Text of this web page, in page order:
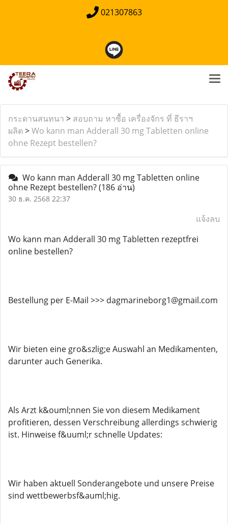
021307863
กระดานสนทนา > สอบถาม หาซื้อ เครื่องจักร ที่ ธีราฯ
ผลิต >Wo kann man Adderall 30 mg Tabletten online
ohne Rezept bestellen?
Wo kann man Adderall 30 mg Tabletten online
ohne Rezept bestellen?(186 อ่าน)
30 ธ.ค. 2568 22:37
แจ้งลบ
Wo kann man Adderall 30 mg Tabletten rezeptfrei
online bestellen?
Bestellung per E-Mail >>> dagmarineborg1@gmail.com
Wir bieten eine gro&szlig;e Auswahl an Medikamenten,
darunter auch Generika.
Als Arzt k&ouml;nnen Sie von diesem Medikament
profitieren, dessen Verschreibung allerdings schwierig
ist. Hinweise f&uuml;r schnelle Updates:
Wir haben aktuell Sonderangebote und unsere Preise
sind wettbewerbsf&auml;hig.